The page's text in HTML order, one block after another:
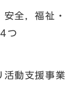
全，福祉・
つ
活動支援事業